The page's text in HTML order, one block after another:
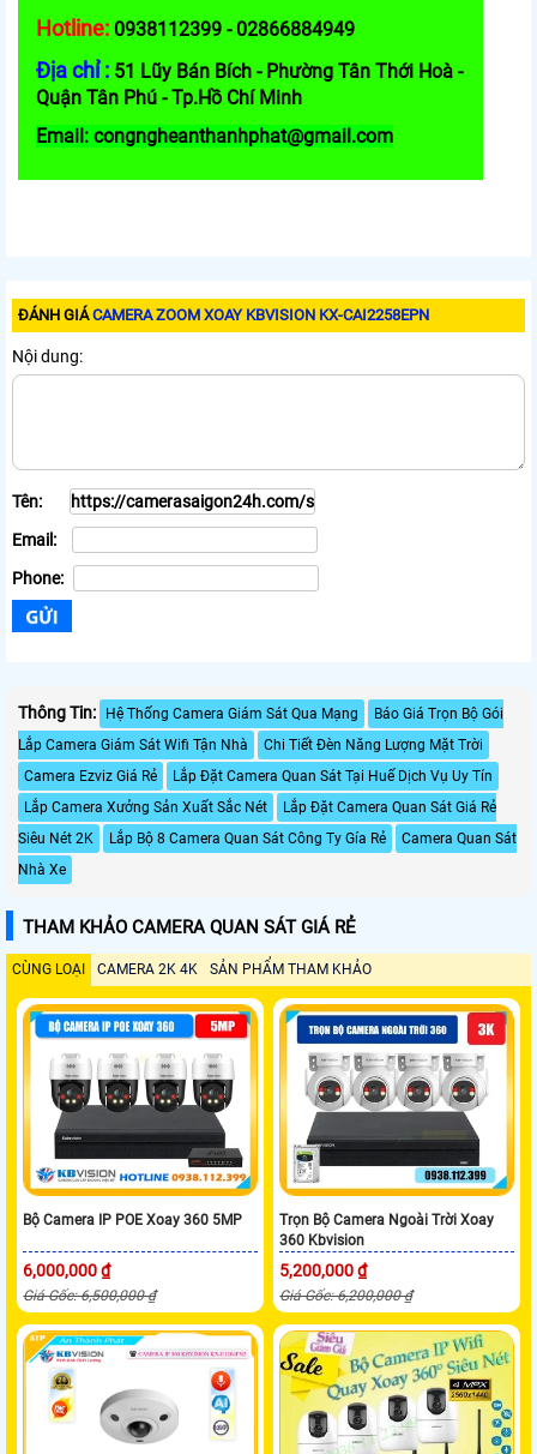
Hotline: 0938112399 - 02866884949
Địa chỉ : 51 Lũy Bán Bích - Phường Tân Thới Hoà -
Quận Tân Phú - Tp.Hồ Chí Minh
Email: congngheanthanhphat@gmail.com
ĐÁNH GIÁCAMERA ZOOM XOAY KBVISION KX-CAI2258EPN
Nội dung:
Tên:
Email:
Phone:
Thông Tin: Hệ Thống Camera Giám Sát Qua Mạng
Báo Giá Trọn Bộ Gói
Lắp Camera Giám Sát Wifi Tận Nhà
Chi Tiết Đèn Năng Lượng Mặt Trời
Camera Ezviz Giá Rẻ
Lắp Đặt Camera Quan Sát Tại Huế Dịch Vụ Uy Tín
Lắp Camera Xưởng Sản Xuất Sắc Nét
Lắp Đặt Camera Quan Sát Giá Rẻ
Siêu Nét 2K
Lắp Bộ 8 Camera Quan Sát Công Ty Gía Rẻ
Camera Quan Sát
Nhà Xe
THAM KHẢO CAMERA QUAN SÁT GIÁ RẺ
CÙNG LOẠI CAMERA 2K 4K SẢN PHẨM THAM KHẢO
Bộ Camera IP POE Xoay 360 5MP
6,000,000 ₫
Giá Gốc: 6,500,000 ₫
Trọn Bộ Camera Ngoài Trời Xoay
360 Kbvision
5,200,000 ₫
Giá Gốc: 6,200,000 ₫